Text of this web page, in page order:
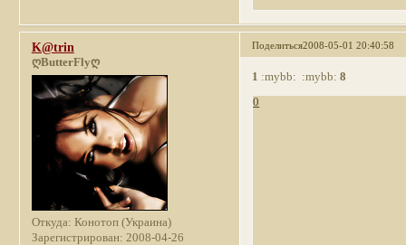
Поделиться2008-05-01 20:40:58
K@trin
ღButterFlyღ
Откуда: Конотоп (Украина)
Зарегистрирован: 2008-04-26
1 :mybb: :mybb:8
0